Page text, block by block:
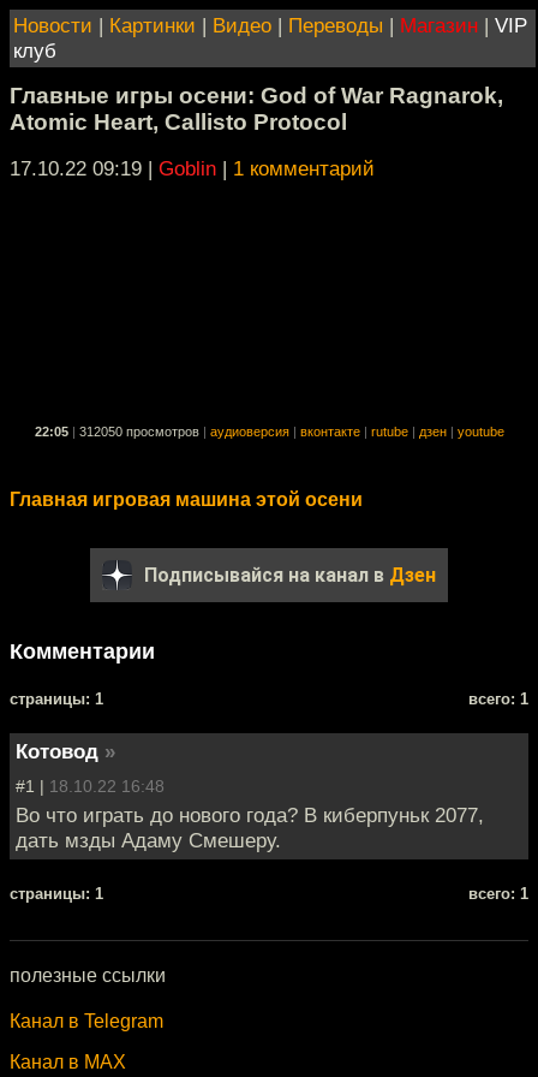
Новости | Картинки | Видео | Переводы | Магазин | VIP
клуб
Главные игры осени: God of War Ragnarok,
Atomic Heart, Callisto Protocol
17.10.22 09:19 | Goblin | 1 комментарий
22:05 312050 просмотров аудиоверсия вконтакте rutube дзен youtube
Главная игровая машина этой осени
Подписывайся на канал в Дзен
Комментарии
cтраницы: 1 всего: 1
Котовод »
#1 | 18.10.22 16:48
Во что играть до нового года? В киберпуньк 2077,
дать мзды Адаму Смешеру.
cтраницы: 1 всего: 1
полезные ссылки
Канал в Telegram
Канал в MAX